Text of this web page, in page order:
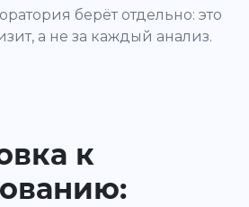
берёт отдельно: это
а не за каждый анализ.
к